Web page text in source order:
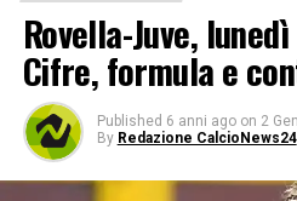
Rovella-Juve,
Cifre, formula e
Published 6 anni ago on 2
By Redazione CalcioNews24